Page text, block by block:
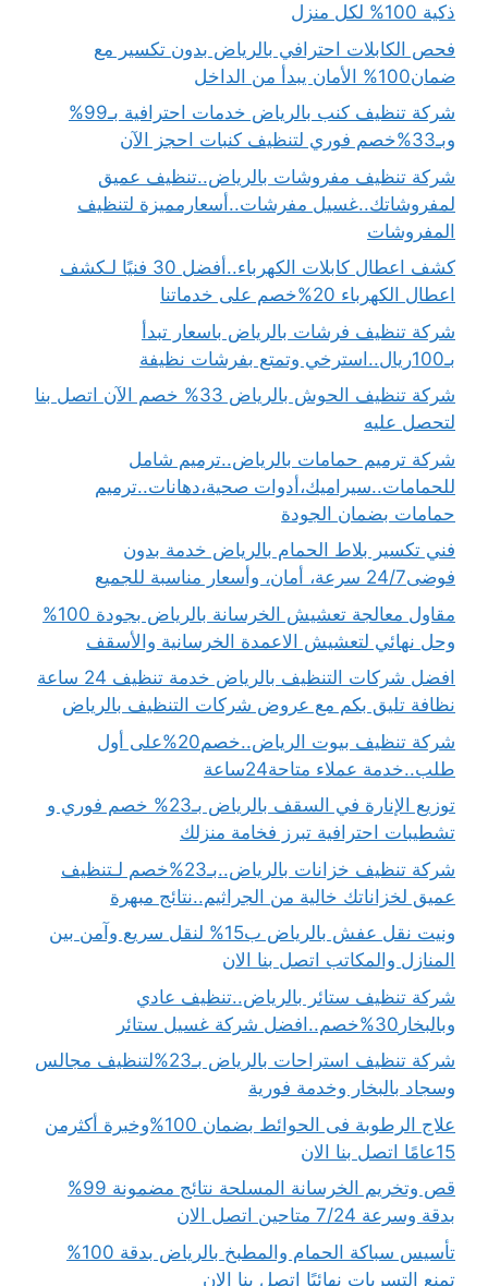
ذكية 100% لكل منزل
فحص الكابلات احترافي بالرياض بدون تكسير مع
ضمان100% الأمان يبدأ من الداخل
شركة تنظيف كنب بالرياض خدمات احترافية بـ99%
وبـ33%خصم فوري لتنظيف كنبات احجز الآن
شركة تنظيف مفروشات بالرياض..تنظيف عميق
لمفروشاتك..غسيل مفرشات..أسعارمميزة لتنظيف
المفروشات
كشف اعطال كابلات الكهرباء..أفضل 30 فنيًا لـكشف
اعطال الكهرباء 20%خصم على خدماتنا
شركة تنظيف فرشات بالرياض باسعار تبدأ
بـ100ريال..استرخي وتمتع بفرشات نظيفة
شركة تنظيف الحوش بالرياض 33% خصم الآن اتصل بنا
لتحصل عليه
شركة ترميم حمامات بالرياض..ترميم شامل
للحمامات..سيراميك،أدوات صحية،دهانات..ترميم
حمامات بضمان الجودة
فني تكسير بلاط الحمام بالرياض خدمة بدون
فوضى24/7 سرعة، أمان، وأسعار مناسبة للجميع
مقاول معالجة تعشيش الخرسانة بالرياض بجودة 100%
وحل نهائي لتعشيش الاعمدة الخرسانية والأسقف
افضل شركات التنظيف بالرياض خدمة تنظيف 24 ساعة
نظافة تليق بكم مع عروض شركات التنظيف بالرياض
شركة تنظيف بيوت الرياض..خصم20%على أول
طلب..خدمة عملاء متاحة24ساعة
توزيع الإنارة في السقف بالرياض بـ23% خصم فوري و
تشطيبات احترافية تبرز فخامة منزلك
شركة تنظيف خزانات بالرياض..بـ23%خصم لـتنظيف
عميق لخزاناتك خالية من الجراثيم..نتائج مبهرة
ونيت نقل عفش بالرياض ب15% لنقل سريع وآمن بين
المنازل والمكاتب اتصل بنا الان
شركة تنظيف ستائر بالرياض..تنظيف عادي
وبالبخار30%خصم..افضل شركة غسيل ستائر
شركة تنظيف استراحات بالرياض بـ23%لتنظيف مجالس
وسجاد بالبخار وخدمة فورية
علاج الرطوبة فى الحوائط بضمان 100%وخبرة أكثرمن
15عامًا اتصل بنا الان
قص وتخريم الخرسانة المسلحة نتائج مضمونة 99%
بدقة وسرعة 7/24 متاحين اتصل الان
تأسيس سباكة الحمام والمطبخ بالرياض بدقة 100%
تمنع التسربات نهائيًا اتصل بنا الان